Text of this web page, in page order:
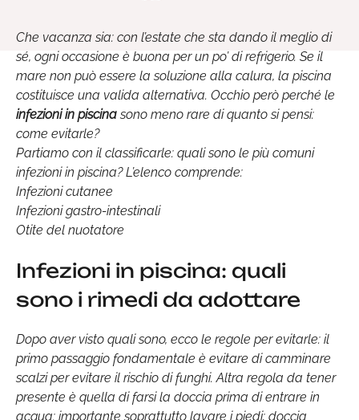
Che vacanza sia: con l’estate che sta dando il meglio di
sé, ogni occasione è buona per un po’ di refrigerio. Se il
mare non può essere la soluzione alla calura, la piscina
costituisce una valida alternativa. Occhio però perché le
infezioni in piscinasono meno rare di quanto si pensi:
come evitarle?
Partiamo con il classificarle: quali sono le più comuni
infezioni in piscina? L’elenco comprende:
Infezioni cutanee
Infezioni gastro-intestinali
Otite del nuotatore
Infezioni in piscina: quali
sono i rimedi da adottare
Dopo aver visto quali sono, ecco le regole per evitarle: il
primo passaggio fondamentale è evitare di camminare
scalzi per evitare il rischio di funghi. Altra regola da tener
presente è quella di farsi la doccia prima di entrare in
acqua: importante soprattutto lavare i piedi; doccia